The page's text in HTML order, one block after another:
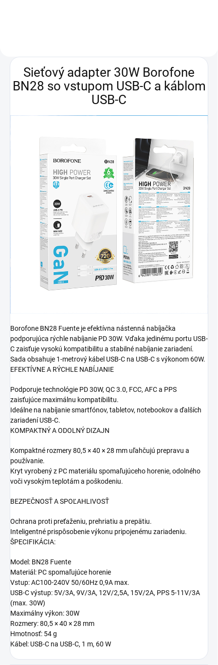
Sieťový adapter 30W Borofone
BN28 so vstupom USB-C a káblom
USB-C
Borofone BN28 Fuente je efektívna nástenná nabíjačka
podporujúca rýchle nabíjanie PD 30W. Vďaka jedinému portu USB-
C zaisťuje vysokú kompatibilitu a stabilné nabíjanie zariadení.
Sada obsahuje 1-metrový kábel USB-C na USB-C s výkonom 60W.
EFEKTÍVNE A RÝCHLE NABÍJANIE
Podporuje technológie PD 30W, QC 3.0, FCC, AFC a PPS
zaisťujúce maximálnu kompatibilitu.
Ideálne na nabíjanie smartfónov, tabletov, notebookov a ďalších
zariadení USB-C.
KOMPAKTNÝ A ODOLNÝ DIZAJN
Kompaktné rozmery 80,5 × 40 × 28 mm uľahčujú prepravu a
používanie.
Kryt vyrobený z PC materiálu spomaľujúceho horenie, odolného
voči vysokým teplotám a poškodeniu.
BEZPEČNOSŤ A SPOĽAHLIVOSŤ
Ochrana proti preťaženiu, prehriatiu a prepätiu.
Inteligentné prispôsobenie výkonu pripojenému zariadeniu.
ŠPECIFIKÁCIA:
Model: BN28 Fuente
Materiál: PC spomaľujúce horenie
Vstup: AC100-240V 50/60Hz 0,9A max.
USB-C výstup: 5V/3A, 9V/3A, 12V/2,5A, 15V/2A, PPS 5-11V/3A
(max. 30W)
Maximálny výkon: 30W
Rozmery: 80,5 × 40 × 28 mm
Hmotnosť: 54 g
Kábel: USB-C na USB-C, 1 m, 60 W